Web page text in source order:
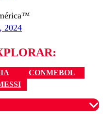
2024
CONMEBOL